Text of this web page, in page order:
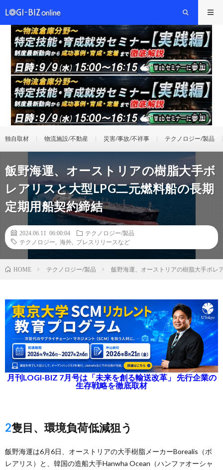
独自取材 物流施設/不動産 災害/事故/不祥事 テクノロジー/製品
飯野海運、オーストリアの樹脂大手ボ
レアリスと大型LPG二元燃料船の長期
定期用船契約締結
2024.06.11 06:00:04
テクノロジー/製品
テクノロジー
海外 プレスリリースなど
HOME テクノロジー/製品 飯野海運、オーストリアの樹脂大手ボレ
月刊LOGI-BIZ 7月号は「未来を創る輸送改革」 先行企業の
生存戦略を徹底取材
2隻目、環境負荷低減狙う
飯野海運は6月6日、オーストリアの大手樹脂メーカーBorealis（ボ
レアリス）と、韓国の造船大手Hanwha Ocean（ハンファオーシャ